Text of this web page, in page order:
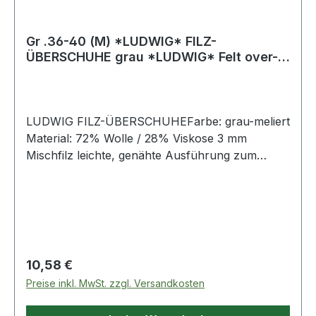
Gr .36-40 (M) *LUDWIG* FILZ-
ÜBERSCHUHE grau *LUDWIG* Felt over-
LUDWIG FILZ-ÜBERSCHUHEFarbe: grau-meliert
Material: 72% Wolle / 28% Viskose 3 mm
Mischfilz leichte, genähte Ausführung zum
Regulärer Preis:
10,58 €
Preise inkl. MwSt. zzgl. Versandkosten